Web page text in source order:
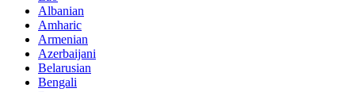
Albanian
Amharic
Armenian
Azerbaijani
Belarusian
Bengali